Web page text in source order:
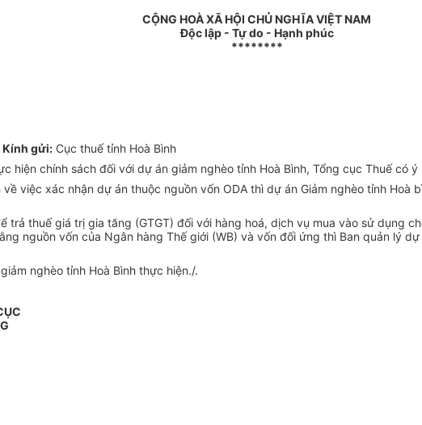
CỘNG HOÀ XÃ HỘI CHỦ NGHĨA VIỆT NAM
Độc lập - Tự do - Hạnh phúc
********
Kính gửi:Cục thuế tỉnh Hoà Bình
chính sách đối với dự án giảm nghèo tỉnh Hoà Bình, Tổng cục Thuế có ý
việc xác nhận dự án thuộc nguồn vốn ODA thì dự án Giảm nghèo tỉnh Hoà
thuế giá trị gia tăng (GTGT) đối với hàng hoá, dịch vụ mua vào sử dụng
nguồn vốn của Ngân hàng Thế giới (WB) và vốn đối ứng thì Ban quản lý
nghèo tỉnh Hoà Bình thực hiện./.